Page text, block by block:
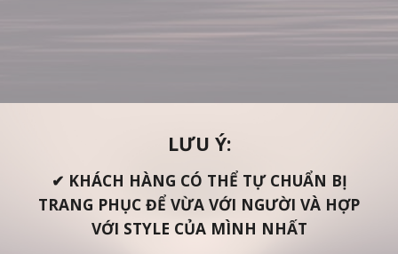
LƯU Ý:
✔ KHÁCH HÀNG CÓ THỂ TỰ CHUẨN BỊ
TRANG PHỤC ĐỂ VỪA VỚI NGƯỜI VÀ HỢP
VỚI STYLE CỦA MÌNH NHẤT